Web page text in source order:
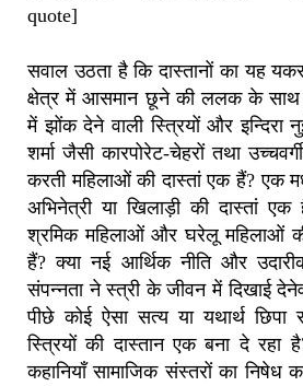
quote]
सवाल उठता है कि दास्तानों का यह
क्षेत्र में आसमान छूने की ललक के साथ
में झोंक देने वाली स्त्रियों और इन्दिरा
शर्मा जैसी कारपोरेट-चेहरों तथा
करती महिलाओं की दास्तां एक हैं? एक
अभिनेत्री या खिलाड़ी की दास्तां
श्रमिक महिलाओं और घरेलू महिलाओं
हैं? क्या नई आर्थिक नीति और
संपन्नता ने स्त्री के जीवन में दिखाई
पीछे कोई ऐसा सत्य या यथार्थ
स्त्रियों की दास्तान एक बना दे रहा
कहानियाँ सामाजिक संस्तरों का निषेध